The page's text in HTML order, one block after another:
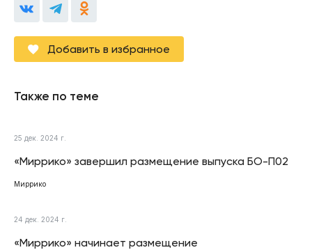
Добавить в избранное
Также по теме
25 дек. 2024 г.
«Миррико» завершил размещение выпуска БО-П02
Миррико
24 дек. 2024 г.
«Миррико» начинает размещение